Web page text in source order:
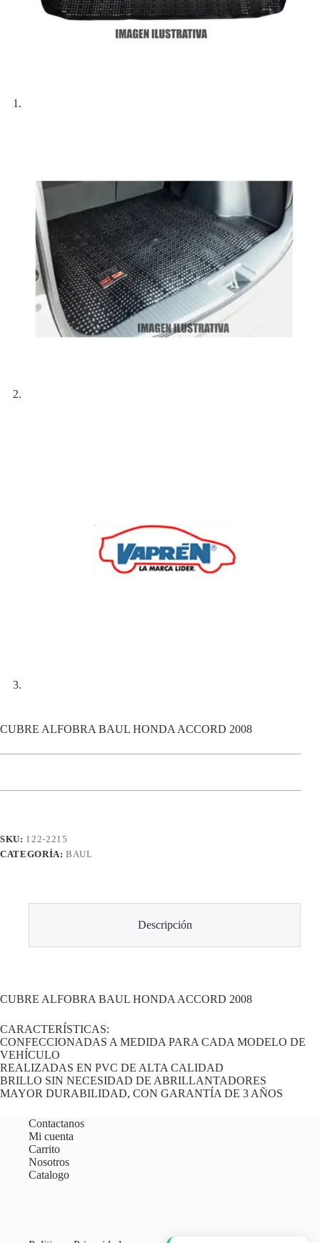
CUBRE ALFOBRA BAUL HONDA ACCORD 2008
SKU: 122-2215
CATEGORÍA:BAUL
Descripción
CUBRE ALFOBRA BAUL HONDA ACCORD 2008
CARACTERÍSTICAS:
CONFECCIONADAS A MEDIDA PARA CADA MODELO DE
VEHÍCULO
REALIZADAS EN PVC DE ALTA CALIDAD
BRILLO SIN NECESIDAD DE ABRILLANTADORES
MAYOR DURABILIDAD, CON GARANTÍA DE 3 AÑOS
Contactanos
Mi cuenta
Carrito
Nosotros
Catalogo